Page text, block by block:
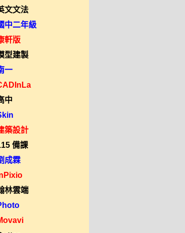
文文法
中二年級
軒版
型建製
一
中
築設計
備課
成霖
林雲端